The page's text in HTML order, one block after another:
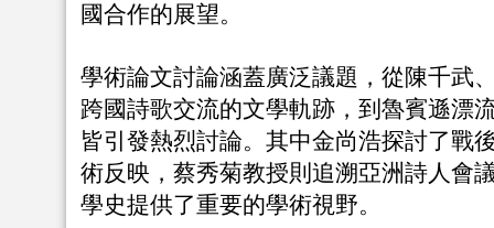
國合作的展望。
學術論文討論涵蓋廣泛議題，從陳千武
跨國詩歌交流的文學軌跡，到魯賓遜漂
皆引發熱烈討論。其中金尚浩探討了戰
術反映，蔡秀菊教授則追溯亞洲詩人會
學史提供了重要的學術視野。